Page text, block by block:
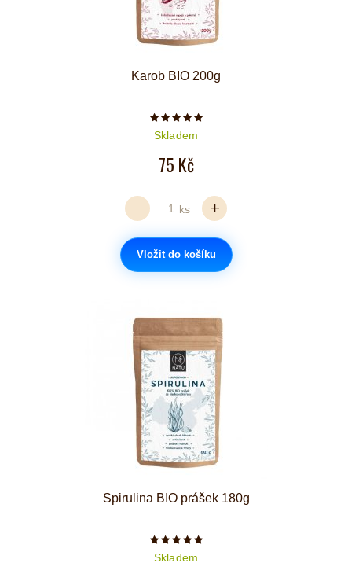
Karob BIO 200g
Počet hvězdiček je 5 z 5
Skladem
75 Kč
ks
Vložit do košíku
Spirulina BIO prášek 180g
Počet hvězdiček je 5 z 5
Skladem